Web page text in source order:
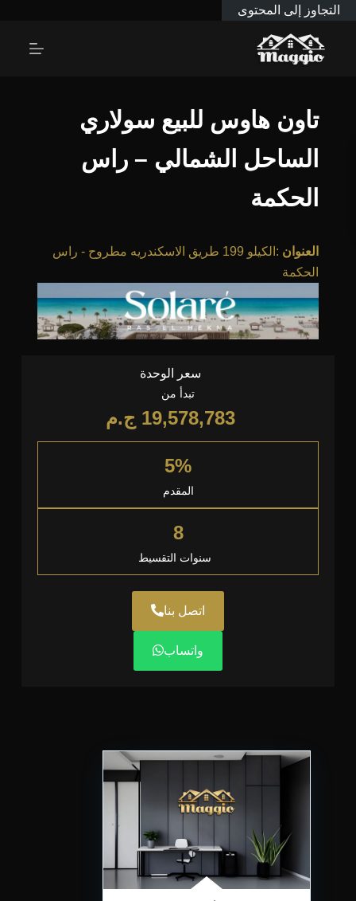
التجاوز إلى المحتوى
تاون هاوس للبيع سولاري
الساحل الشمالي – راس
الحكمة
العنوان :
الكيلو 199 طريق الاسكندريه مطروح - راس
الحكمة
سعر الوحدة
تبدأ من
19,578,783 ج.م
8
سنوات التقسيط
5%
المقدم
واتساب
اتصل بنا